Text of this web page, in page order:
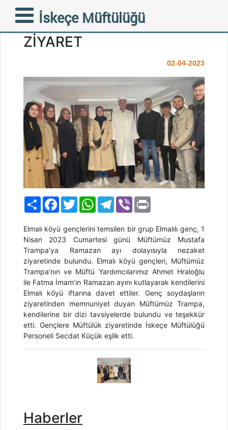
İskeçe Müftülüğü
ELMALI GENÇLERİNDEN
MÜFTÜMÜZ TRAMPA’YA
ZİYARET
02-04-2023
PaylaşFacebook
TwitterWhatsAppTelegram
Viber
Elmalı köyü gençlerini temsilen bir grup Elmalılı genç, 1
Nisan 2023 Cumartesi günü Müftümüz Mustafa
Trampa’ya Ramazan ayı dolayısıyla nezaket
ziyaretinde bulundu. Elmalı köyü gençleri, Müftümüz
Trampa’nın ve Müftü Yardımcılarımız Ahmet Hraloğlu
ile Fatma İmam’ın Ramazan ayını kutlayarak kendilerini
Elmalı köyü iftarına davet ettiler. Genç soydaşların
ziyaretinden memnuniyet duyan Müftümüz Trampa,
kendilerine bir dizi tavsiyelerde bulundu ve teşekkür
etti. Gençlere Müftülük ziyaretinde İskeçe Müftülüğü
Personeli Secdat Küçük eşlik etti.
Haberler